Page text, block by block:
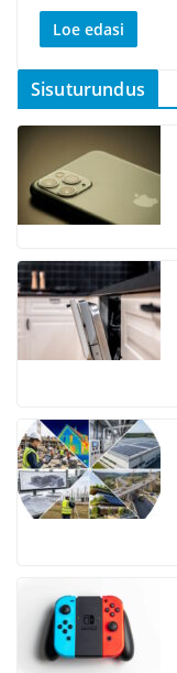
Loe edasi
Sisuturundus